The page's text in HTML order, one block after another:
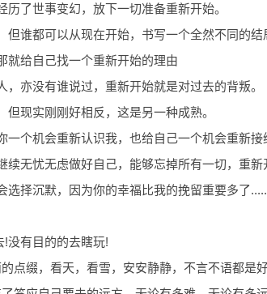
了世事变幻，放下一切准备重新开始。
谁都可以从现在开始，书写一个全然不同的结
就给自己找一个重新开始的理由
亦没有谁说过，重新开始就是对过去的背叛。
现实刚刚好相反，这是另一种成熟。
个机会重新认识我，也给自己一个机会重新接
无忧无虑做好自己，能够忘掉所有一切，重新
选择沉默，因为你的幸福比我的挽留重要多了
!没有目的的去瞎玩!
点缀，看天，看雪，安安静静，不言不语都是好